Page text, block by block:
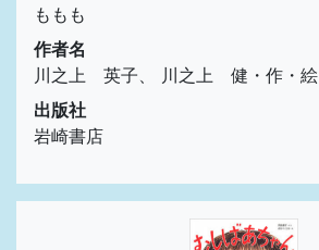
ももも
作者名
川之上 英子、 川之上 健・作・絵
出版社
岩崎書店